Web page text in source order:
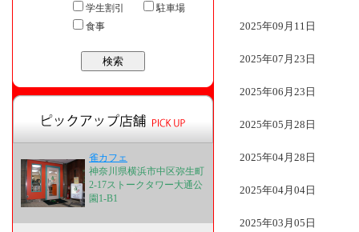
学生割引
駐車場
食事
雀カフェ
神奈川県横浜市中区弥生町
2-17ストークタワー大通公
園1-B1
2025年09月11日
2025年07月23日
2025年06月23日
2025年05月28日
2025年04月28日
2025年04月04日
2025年03月05日